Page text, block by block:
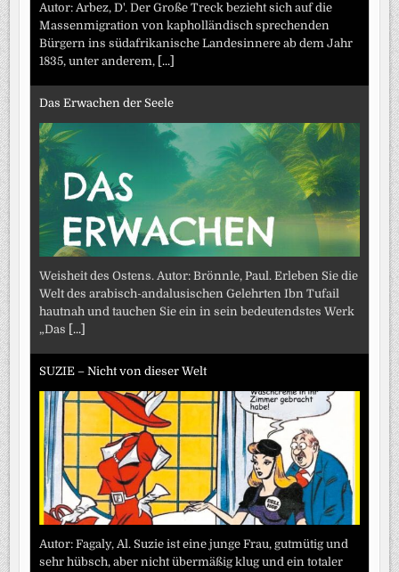
Autor: Arbez, D'. Der Große Treck bezieht sich auf die
Massenmigration von kapholländisch sprechenden
Bürgern ins südafrikanische Landesinnere ab dem Jahr
1835, unter anderem, [...]
Das Erwachen der Seele
Weisheit des Ostens. Autor: Brönnle, Paul. Erleben Sie die
Welt des arabisch-andalusischen Gelehrten Ibn Tufail
hautnah und tauchen Sie ein in sein bedeutendstes Werk
„Das [...]
SUZIE – Nicht von dieser Welt
Autor: Fagaly, Al. Suzie ist eine junge Frau, gutmütig und
sehr hübsch, aber nicht übermäßig klug und ein totaler